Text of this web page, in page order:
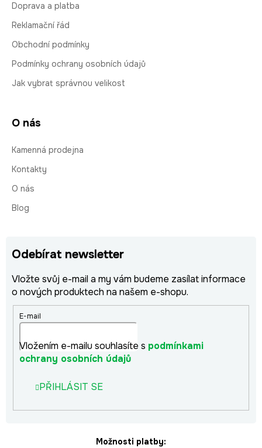
Doprava a platba
Reklamační řád
Obchodní podmínky
Podmínky ochrany osobních údajů
Jak vybrat správnou velikost
O nás
Kamenná prodejna
Kontakty
O nás
Blog
Odebírat newsletter
Vložte svůj e-mail a my vám budeme zasílat informace
o nových produktech na našem e-shopu.
E-mail
Vložením e-mailu souhlasíte s podmínkami
ochrany osobních údajů
PŘIHLÁSIT SE
Možnosti platby: